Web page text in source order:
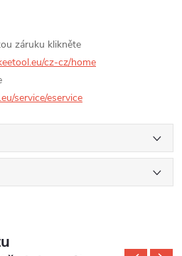
záruku klikněte
cz-cz/home
service/eservice